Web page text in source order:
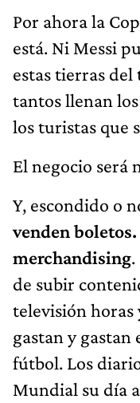
Por ahora la
está. Ni Messi
estas tierras del
tantos llenan
los turistas que
El negocio será
Y, escondido o
venden
merchandising
de subir
televisión horas
gastan y gastan
fútbol. Los
Mundial su día